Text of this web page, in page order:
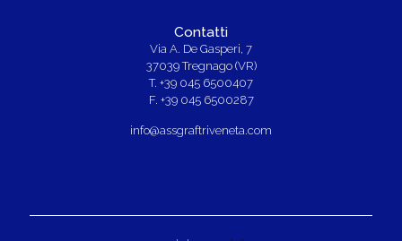
Contatti
Via A. De Gasperi, 7
37039 Tregnago (VR)
T. +39 045 6500407
F. +39 045 6500287
info@assgraftriveneta.com